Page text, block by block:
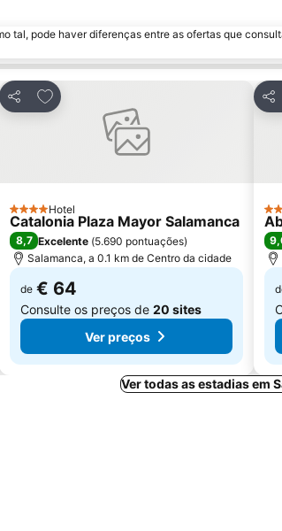
tal, pode haver diferenças entre as ofertas que
Partilhar
Adicionar aos favoritos
4 Estrelas
Hotel
Catalonia Plaza Mayor Salamanca
8,7 Excelente (5.690 pontuações)
Salamanca, a 0.1 km de Centro da cidade
de € 64
Consulte os preços de 20 sites
Ver preços
4
Ver todas as estadias em